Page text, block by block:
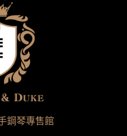
鋼琴專售館